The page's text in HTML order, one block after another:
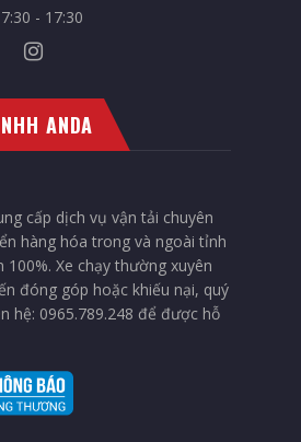
- 17:30
ANDA
cấp dịch vụ vận tải chuyên
hàng hóa trong và ngoài tỉnh
Xe chạy thường xuyên
đóng góp hoặc khiếu nại, quý
hệ: 0965.789.248 để được hỗ